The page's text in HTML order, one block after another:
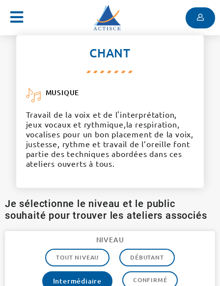
Menu
CHANT
MUSIQUE
Travail de la voix et de l'interprétation,
jeux vocaux et rythmique,la respiration,
vocalises pour un bon placement de la voix,
justesse, rythme et travail de l’oreille font
partie des techniques abordées dans ces
ateliers ouverts à tous.
Je sélectionne le niveau et le public
souhaité pour trouver les ateliers associés
NIVEAU
TOUT NIVEAU DÉBUTANT
Intermédiaire CONFIRMÉ